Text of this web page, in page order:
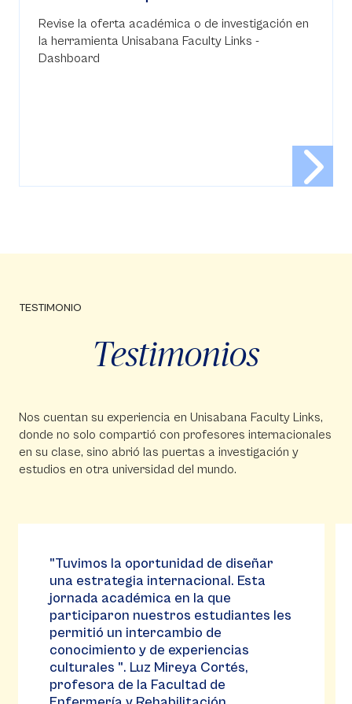
Revise la oferta académica o de investigación en
la herramienta Unisabana Faculty Links -
Dashboard
TESTIMONIO
Testimonios
Nos cuentan su experiencia en Unisabana Faculty Links,
donde no solo compartió con profesores internacionales
en su clase, sino abrió las puertas a investigación y
estudios en otra universidad del mundo.
"Este programa nos permite
interactuar con profesores de otras
partes del mundo, nos dimos cuenta
que teníamos temas comunes y que
podíamos hacer dinámicas grupales
con nuestros estudiantes. Es una
oportunidad valiosa.